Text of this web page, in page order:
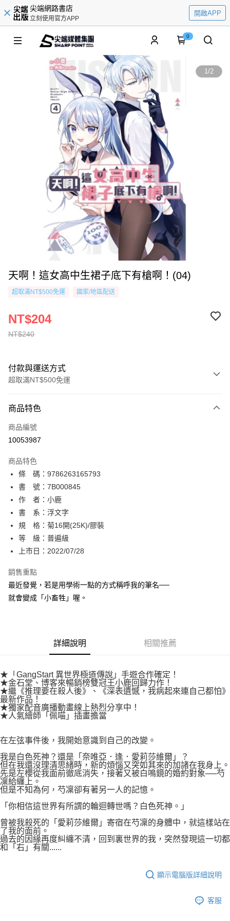
尖端網路書店
立刻使用官方APP
開啟APP
0
1/2
天啊！這女高中生裙子底下有槍啊！(04)
超取滿NT$500免運 國家/地區配送
NT$240
NT$204
付款與運送方式
超取滿NT$500免運
信用卡一次付款
超商取貨付款
相關說明
【關於「AFTEE先享後付」】
AFTEE先享後付是「在收到商品之後才付款」的支付方式。 讓您購物簡單
便利好安心！
１．簡單：不需註冊會員、不需綁卡、不需儲值。
２．便利：只要手機號碼，簡訊認證，即可結帳。
３．安心：先確認商品／服務後，再付款。
【「AFTEE先享後付」結帳流程】
１．於結帳方式選擇「AFTEE先享後付」後，將跳轉至「AFTEE先享後付」
２．訂單成立數日內，您將收到繳費通知簡訊。
ATM／網路銀行／等多元方式進行付款，方視為交易完成。
※ 請注意：結帳手續完成當下不需立刻繳費，但若您需要取消訂單，請聯絡
客戶支援中心」https://netprotections.freshdesk.com/support/home
１．透過由恩沛科技股份有限公司提供之「AFTEE先享後付」服務完成之交
易，需依本服務之必要範圍內提供個人資料，並將交易相關給付款項請求債
權轉讓予恩沛科技股份有限公司。
２．關於個人資料處理事宜，請瀏覽以下網址：
https://aftee.tw/terms/#terms3
３．未成年的使用者請事先徵得法定代理人或監護人之同意方可使用
任。
４．使用「AFTEE先享後付」時，將依據個別帳號之用戶狀況，依本公司即
時審查核予不同之上限額度；若仍有額度不足之情形，本公司將視審查結果
請求用戶進行身份認證。
５．嚴禁一人註冊多個帳號或使用他人資訊註冊。若發現惡意使用之情形，
恩沛科技股份有限公司將有權停止該用戶之使用額度並採取法律行動。
ATM付款
運送方式
全家取貨付款
每筆NT$80，滿NT$500(含以上)免運費
每筆NT$80，滿NT$500(含以上)免運費
每筆NT$80，滿NT$500(含以上)免運費
每筆NT$80，滿NT$500(含以上)免運費
付款後7-11取貨
每筆NT$80，滿NT$500(含以上)免運費
每筆NT$100，滿NT$800(含以上)免運費
國家/地區配送
商品特色
商品編號
10053987
商品特色
條 碼：9786263165793
書 號：7B000845
作 者：小鹿
書 系：浮文字
規 格：菊16開(25K)/膠裝
等 級：普遍級
上市日：2022/07/28
銷售重點
最近發覺，若是用學術一點的方式稱呼我的筆名──
就會變成「小畜牲」喔。
詳細說明 相關推薦
★「GangStart 異世界極道傳說」手遊合作確定！
★金石堂、博客來暢銷榜雙冠王小鹿回歸力作！
★繼《推理要在殺人後》、《深表遺憾，我病起來連自己都怕》
最新作品！
★獨家配音廣播動畫線上熱烈分享中！
★人氣繪師「佩喵」插畫擔當
在左弦事件後，我開始意識到自己的改變。
我是白色死神？還是「奈唯亞．逢．愛莉莎維爾」？
但在我還沒理清思緒時，新的煩惱又突如其來的加諸在我身上。
先是左櫻從我面前徹底消失，接著又被白鳴鏡的婚約對象──芍
凜給纏上。
但是不知為何，芍凜卻有著另一人的記憶。
「你相信這世界有所謂的輪迴轉世嗎？白色死神。」
曾被我殺死的「愛莉莎維爾」寄宿在芍凜的身體中，就這樣站在
了我的面前。
過去的因緣再度糾纏不清，回到裏世界的我，突然發現這一切都
和「右」有關......
顯示電腦版詳細說明
客服